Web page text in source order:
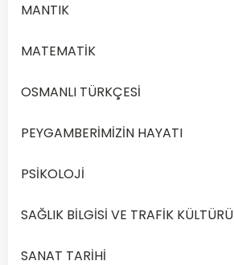
MANTIK
MATEMATİK
OSMANLI TÜRKÇESİ
PEYGAMBERİMİZİN HAYATI
PSİKOLOJİ
SAĞLIK BİLGİSİ VE TRAFİK KÜLTÜRÜ
SANAT TARİHİ